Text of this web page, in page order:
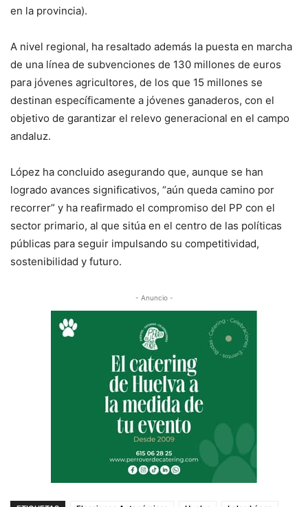
en la provincia).
A nivel regional, ha resaltado además la puesta en marcha
de una línea de subvenciones de 130 millones de euros
para jóvenes agricultores, de los que 15 millones se
destinan específicamente a jóvenes ganaderos, con el
objetivo de garantizar el relevo generacional en el campo
andaluz.
López ha concluido asegurando que, aunque se han
logrado avances significativos, “aún queda camino por
recorrer” y ha reafirmado el compromiso del PP con el
sector primario, al que sitúa en el centro de las políticas
públicas para seguir impulsando su competitividad,
sostenibilidad y futuro.
- Anuncio -